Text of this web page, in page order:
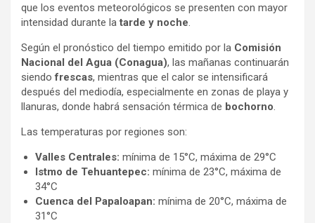
que los eventos meteorológicos se presenten con mayor
intensidad durante latarde y noche
Según el pronóstico del tiempo emitido por la Comisión
Nacional del Agua (Conagua), las mañanas continuarán
siendofrescas, mientras que el calor se intensificará
después del mediodía, especialmente en zonas de playa y
llanuras, donde habrá sensación térmica de bochorno
Las temperaturas por regiones son:
Valles Centrales: mínima de 15°C, máxima de 29°C
Istmo de Tehuantepec: mínima de 23°C, máxima de
34°C
Cuenca del Papaloapan: mínima de 20°C, máxima de
31°C